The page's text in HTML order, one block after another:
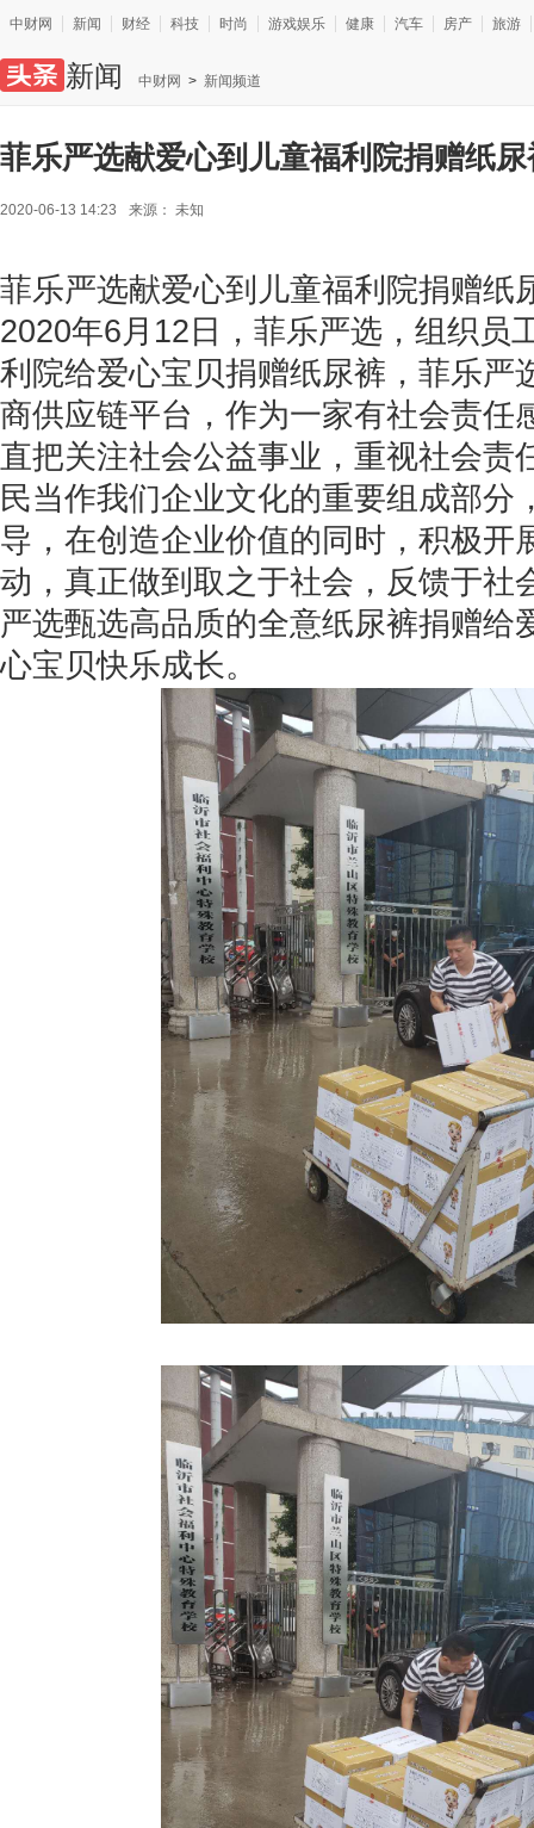
中财网 新闻 财经 科技 时尚 游戏娱乐 健康 汽车 房产 旅游
新闻 中财网 > 新闻频道
菲乐严选献爱心到儿童福利院捐赠纸尿
2020-06-13 14:23 来源： 未知
菲乐严选献爱心到儿童福利院捐赠纸
2020年6月12日，菲乐严选，组织员
利院给爱心宝贝捐赠纸尿裤，菲乐严
商供应链平台，作为一家有社会责任
直把关注社会公益事业，重视社会责
民当作我们企业文化的重要组成部分
导，在创造企业价值的同时，积极开
动，真正做到取之于社会，反馈于社
严选甄选高品质的全意纸尿裤捐赠给
心宝贝快乐成长。